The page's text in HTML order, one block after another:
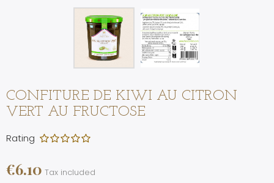
CONFITURE DE KIWI AU CITRON
VERT AU FRUCTOSE
Rating
€6.10 Tax included